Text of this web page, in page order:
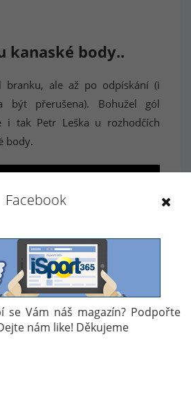
kanaské body..
branku, ale až po odpískání (i
být přerušena). Bohužel gól
i tak Petr Leška u rozhodčích
body.
Facebook
se Vám náš magazín? Podpořte
nám like! Děkujeme